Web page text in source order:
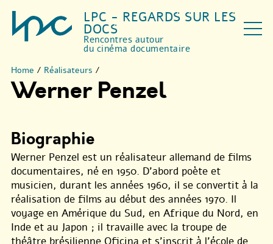
LPC - REGARDS SUR LES
DOCS
Rencontres autour
du cinéma documentaire
Home / Réalisateurs /
Werner Penzel
Biographie
Werner Penzel est un réalisateur allemand de films
documentaires, né en 1950. D’abord poète et
musicien, durant les années 1960, il se convertit à la
réalisation de films au début des années 1970. Il
voyage en Amérique du Sud, en Afrique du Nord, en
Inde et au Japon ; il travaille avec la troupe de